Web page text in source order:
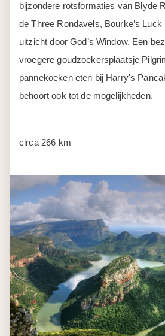
bijzondere rotsformaties van Blyde
de Three Rondavels, Bourke’s
uitzicht door God’s Window. Een
vroegere goudzoekersplaatsje
pannekoeken eten bij Harry's
behoort ook tot de mogelijkheden.
circa 266 km